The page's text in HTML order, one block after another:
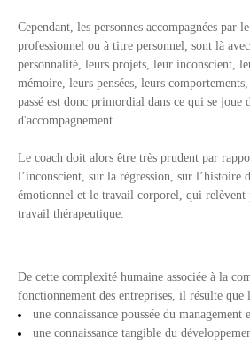
Cependant, les personnes accompagnées par
professionnel ou à titre personnel, sont là
personnalité, leurs projets, leur inconscient,
mémoire, leurs pensées, leurs
passé est donc primordial dans ce qui se joue
d'accompagnement.
Le coach doit alors être très prudent par
l’inconscient, sur la régression, sur l’histoire
émotionnel et le travail corporel, qui relèvent
travail thérapeutique.
De cette complexité humaine associée à la
fonctionnement des entreprises, il résulte
une connaissance poussée du management
une connaissance tangible du